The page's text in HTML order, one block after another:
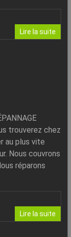
Lire la suite
trouverez chez
au plus vite
Nous couvrons
réparons
Lire la suite